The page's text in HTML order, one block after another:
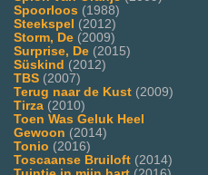
Spoorloos (1988)
Steekspel (2012)
Storm, De (2009)
Surprise, De (2015)
Süskind (2012)
TBS (2007)
Terug naar de Kust (2009)
Tirza (2010)
Toen Was Geluk Heel
Gewoon (2014)
Tonio (2016)
Toscaanse Bruiloft (2014)